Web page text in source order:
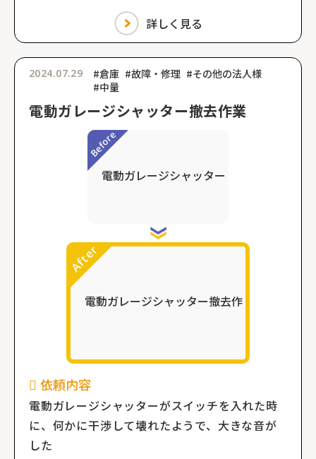
詳しく見る
2024.07.29 #倉庫 #故障・修理 #その他の法人様
#中量
電動ガレージシャッター撤去作業
依頼内容
電動ガレージシャッターがスイッチを入れた時
に、何かに干渉して壊れたようで、大きな音が
した